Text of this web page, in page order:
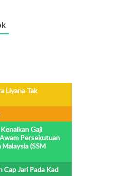
Liyana Tak
Gaji
Persekutuan
(SSM
Cap Jari Pada Kad